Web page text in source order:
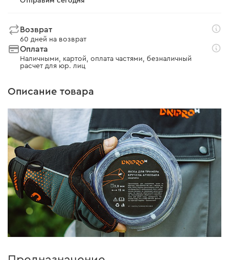
Возврат
60 дней на возврат
Оплата
Наличными, картой, оплата частями, безналичный
расчет для юр. лиц
Описание товара